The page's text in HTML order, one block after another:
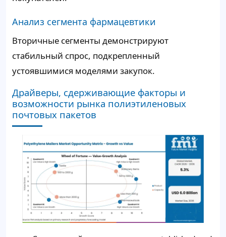
Анализ сегмента фармацевтики
Вторичные сегменты демонстрируют
стабильный спрос, подкрепленный
устоявшимися моделями закупок.
Драйверы, сдерживающие факторы и
возможности рынка полиэтиленовых
почтовых пакетов